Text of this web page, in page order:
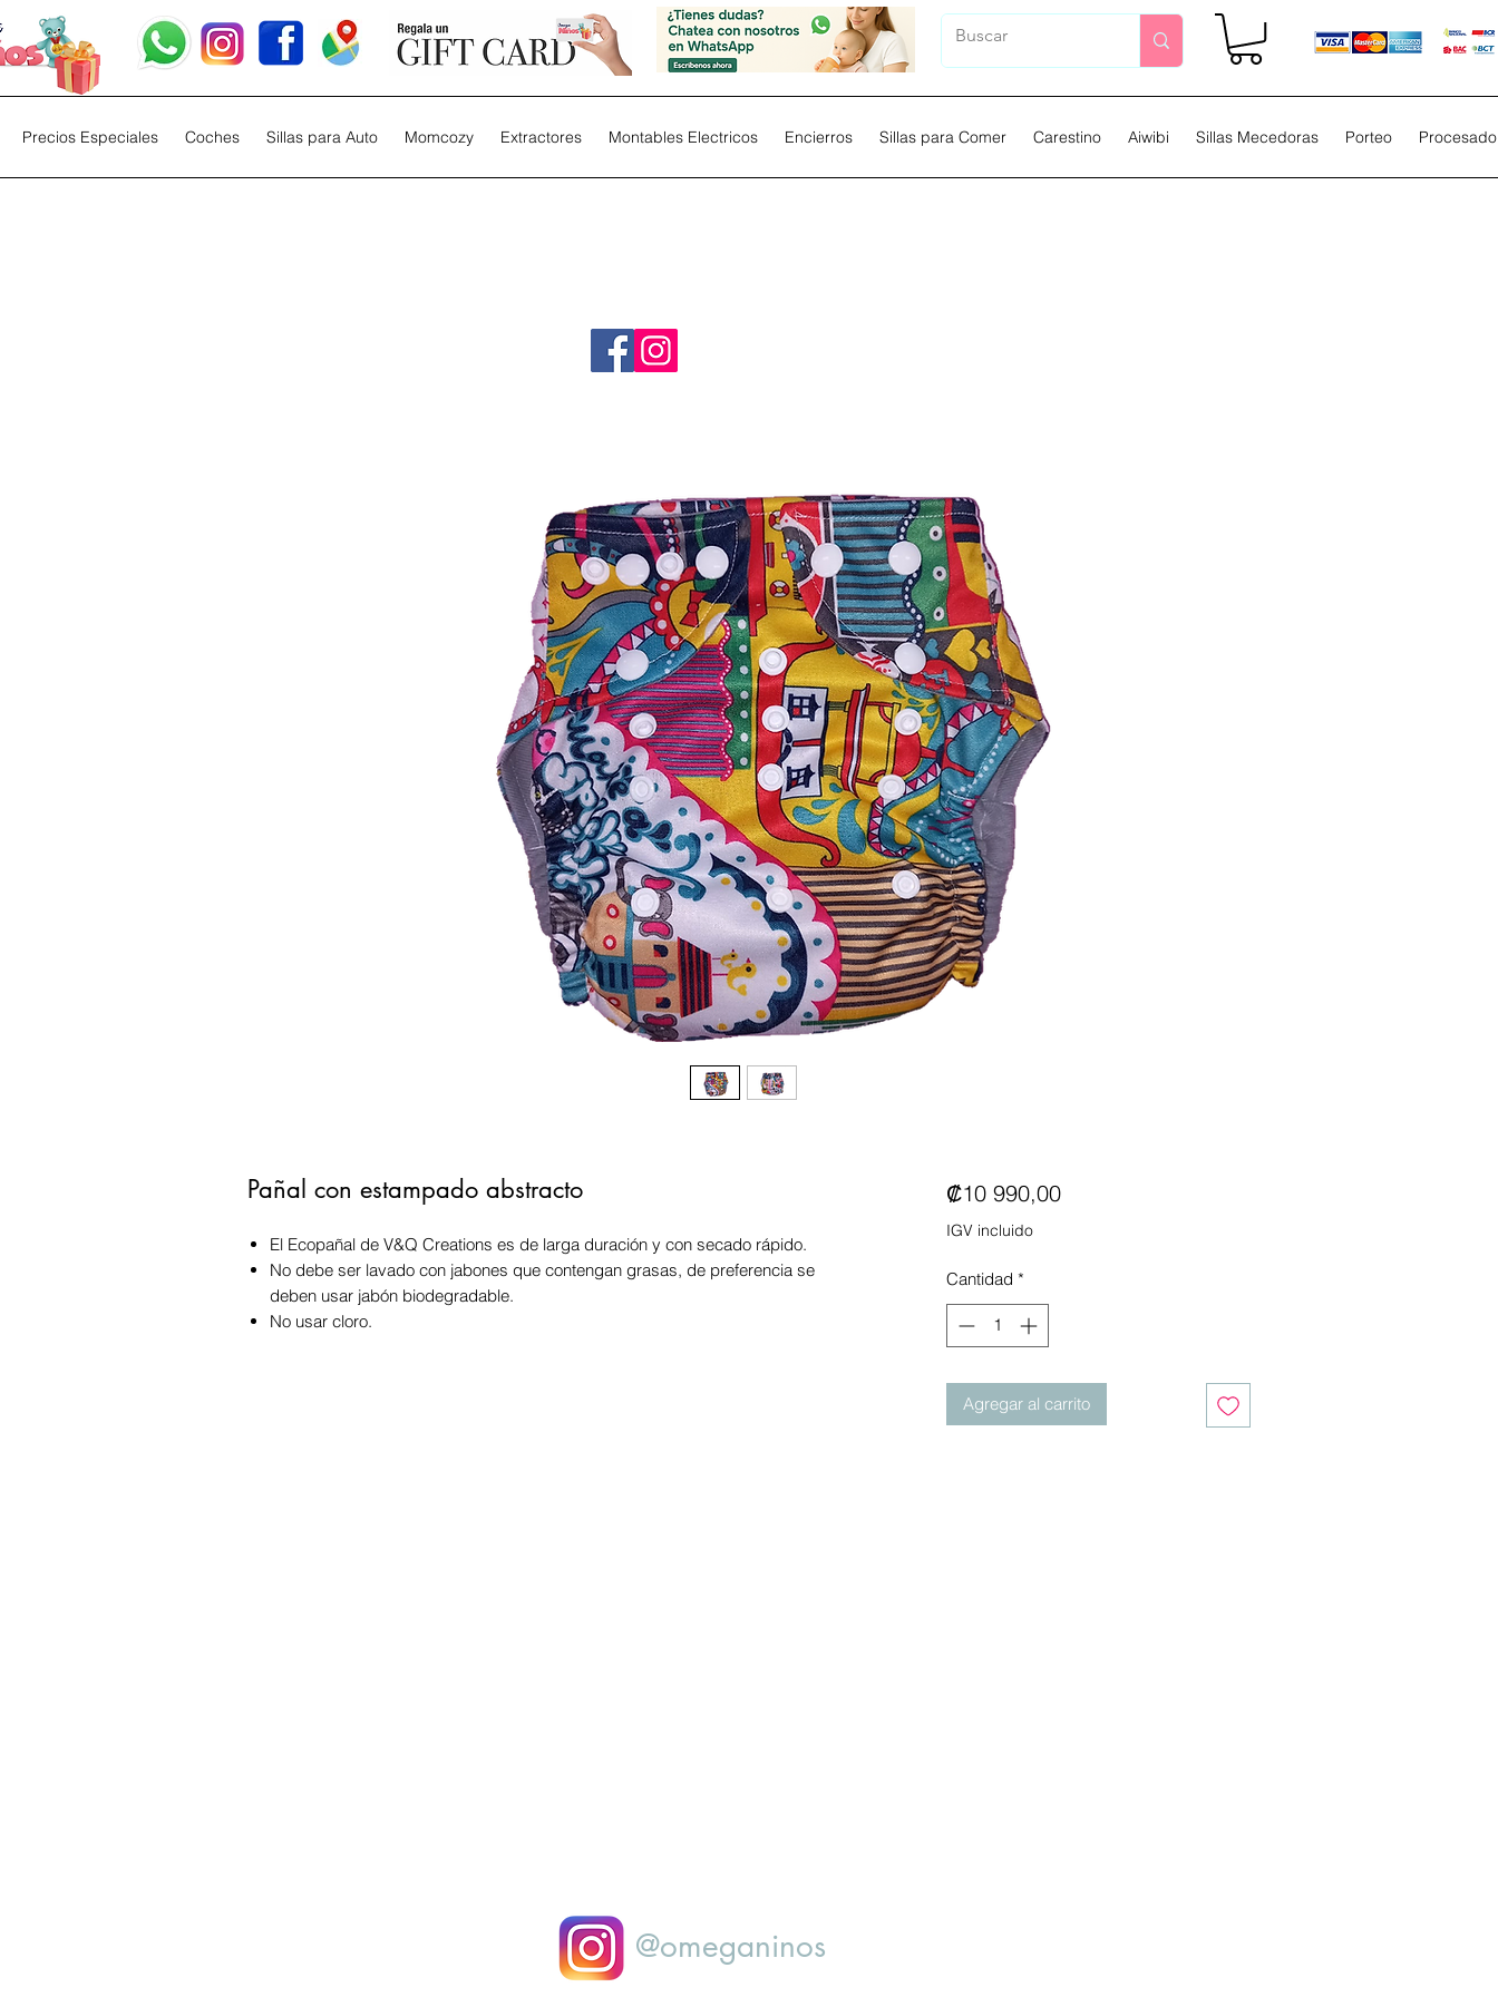
Precios Especiales Coches Sillas para Auto Momcozy Extractores Montables Electricos Encierros Sillas para Comer Carestino Aiwibi Sillas Mecedoras Porteo
Pañal con estampado abstracto
El Ecopañal de V&Q Creations es de larga duración y con secado rápido.
No debe ser lavado con jabones que contengan grasas, de preferencia se
deben usar jabón biodegradable.
No usar cloro.
₡10 990,00Precio
IGV incluido
Cantidad *
Agregar al carrito
@omeganinos